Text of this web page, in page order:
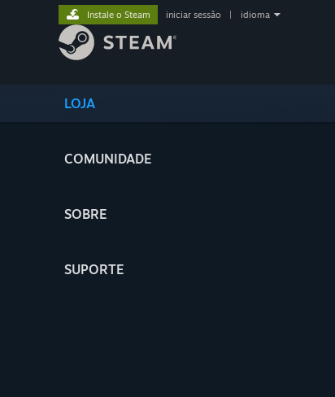
LOJA
COMUNIDADE
SOBRE
SUPORTE
Instale o Steam iniciar sessão idioma